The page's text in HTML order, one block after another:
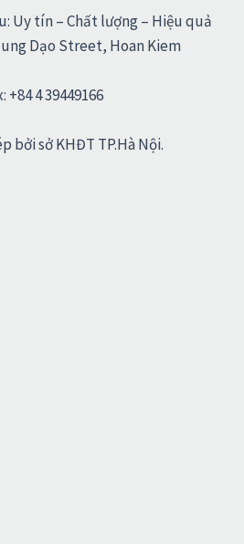
Uy tín – Chất lượng – Hiệu quả
Dạo Street, Hoan Kiem
+84 4 39449166
bởi sở KHĐT TP.Hà Nội.